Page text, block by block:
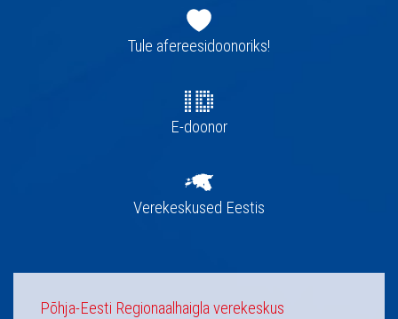
navigatsioonTule afereesidoonoriks!
E-doonor
Verekeskused Eestis
Põhja-Eesti Regionaalhaigla verekeskus